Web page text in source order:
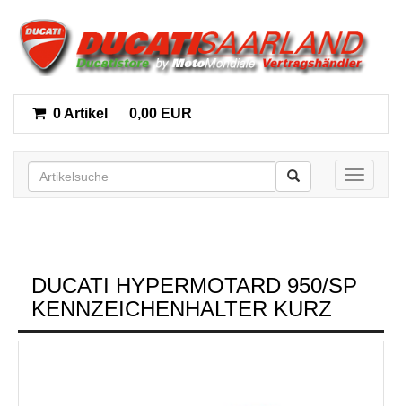
0 Artikel 0,00 EUR
Toggle
DUCATI HYPERMOTARD 950/SP
KENNZEICHENHALTER KURZ